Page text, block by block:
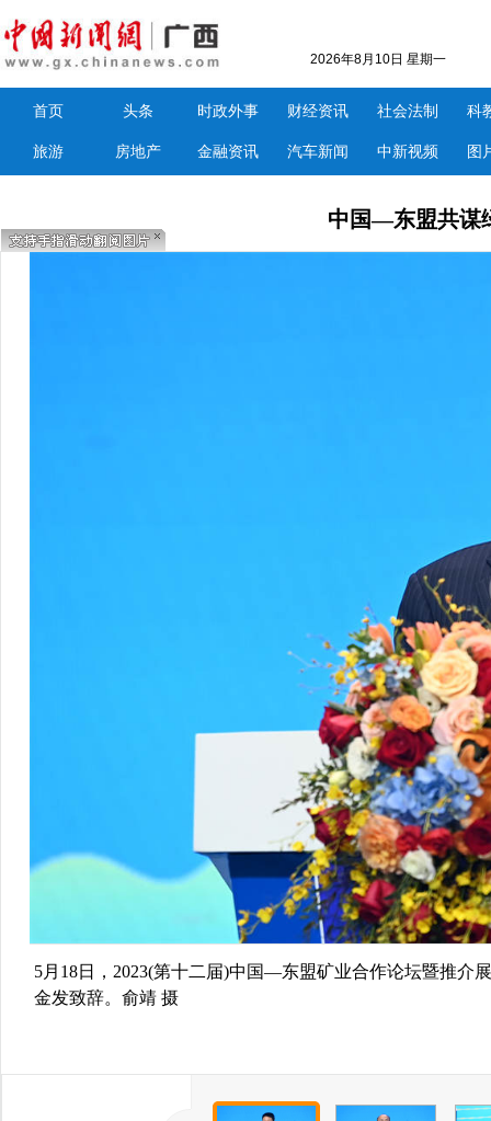
2026年8月10日 星期一
首页 头条 时政外事 财经资讯 社会法制 科
旅游 房地产 金融资讯 汽车新闻 中新视频 图
中国—东盟共谋
5月18日，2023(第十二届)中国—东盟矿业合作论坛暨推介
金发致辞。俞靖 摄